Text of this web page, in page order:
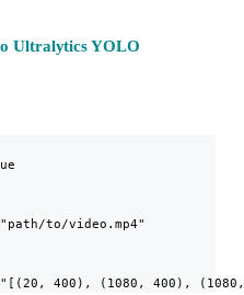
Ultralytics YOLO
to/video.mp4"
400), (1080, 400),